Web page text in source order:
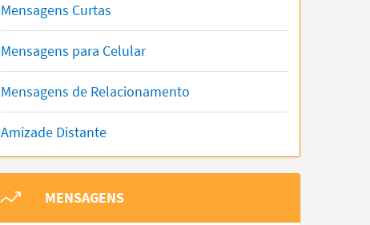
Mensagens Curtas
Mensagens para Celular
Mensagens de Relacionamento
Amizade Distante
MENSAGENS